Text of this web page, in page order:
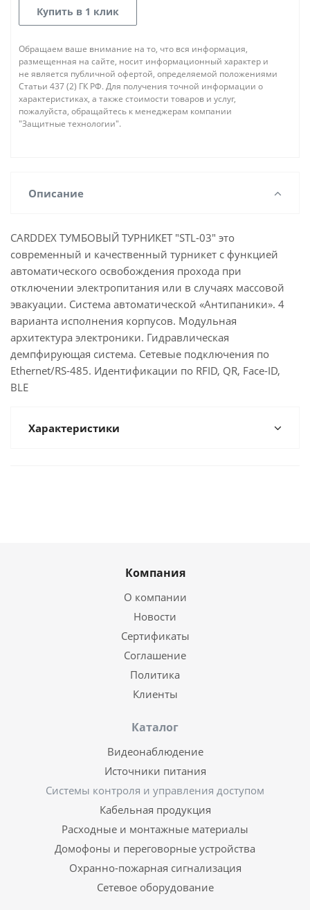
Купить в 1 клик
Обращаем ваше внимание на то, что вся информация,
размещенная на сайте, носит информационный характер и
не является публичной офертой, определяемой положениями
Статьи 437 (2) ГК РФ. Для получения точной информации о
характеристиках, а также стоимости товаров и услуг,
пожалуйста, обращайтесь к менеджерам компании
"Защитные технологии".
Описание
CARDDEX ТУМБОВЫЙ ТУРНИКЕТ "STL-03" это
современный и качественный турникет с функцией
автоматического освобождения прохода при
отключении электропитания или в случаях массовой
эвакуации. Система автоматической «Антипаники». 4
варианта исполнения корпусов. Модульная
архитектура электроники. Гидравлическая
демпфирующая система. Сетевые подключения по
Ethernet/RS-485. Идентификации по RFID, QR, Face-ID,
BLE
Характеристики
Компания
О компании
Новости
Сертификаты
Соглашение
Политика
Клиенты
Каталог
Видеонаблюдение
Источники питания
Системы контроля и управления доступом
Кабельная продукция
Расходные и монтажные материалы
Домофоны и переговорные устройства
Охранно-пожарная сигнализация
Сетевое оборудование